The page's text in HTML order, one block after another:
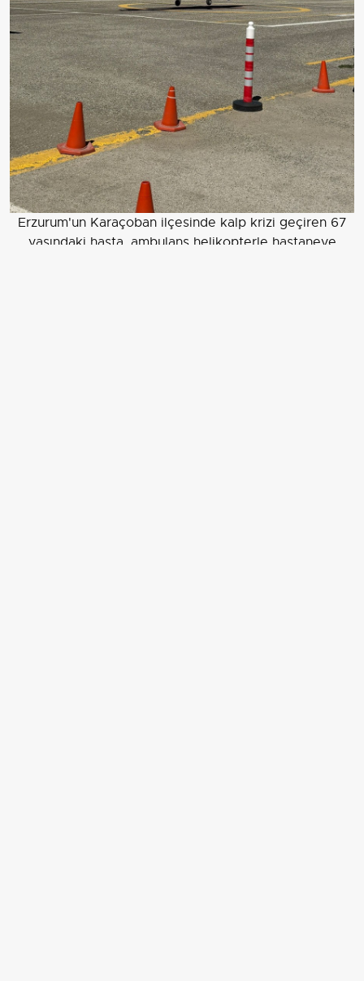
Erzurum'un Karaçoban ilçesinde kalp krizi geçiren 67
yaşındaki hasta, ambulans helikopterle hastaneye